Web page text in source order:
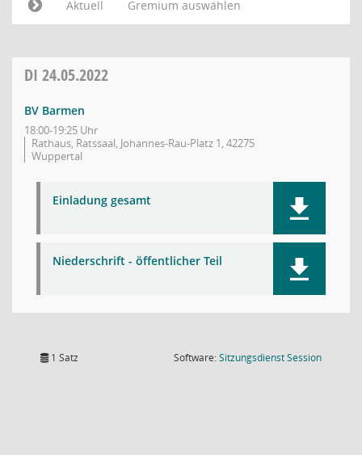
Aktuell
Gremium auswählen
DI 24.05.2022
BV Barmen
18:00-19:25 Uhr
Rathaus, Ratssaal, Johannes-Rau-Platz 1, 42275
Wuppertal
Einladung gesamt
Niederschrift - öffentlicher Teil
1 Satz Software:SitzungsdienstSession(Wird in